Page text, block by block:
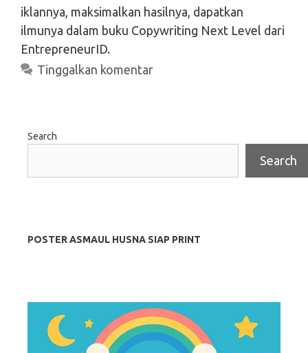
iklannya, maksimalkan hasilnya, dapatkan
ilmunya dalam buku Copywriting Next Level dari
EntrepreneurID.
Tinggalkan komentar
Search
Search
POSTER ASMAUL HUSNA SIAP PRINT